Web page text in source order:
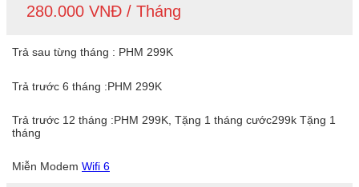
280.000 VNĐ / Tháng
Trả sau từng tháng : PHM 299K
Trả trước 6 tháng :PHM 299K
Trả trước 12 tháng :PHM 299K, Tặng 1 tháng cước299k Tặng 1
tháng
Miễn Modem Wifi 6